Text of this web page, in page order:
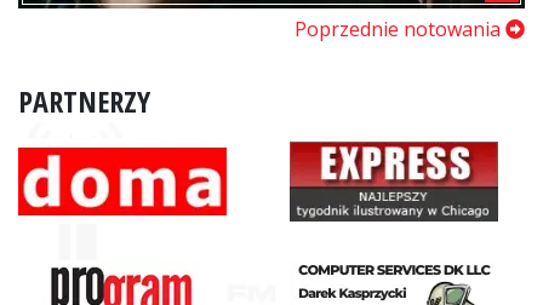
Poprzednie notowania
PARTNERZY